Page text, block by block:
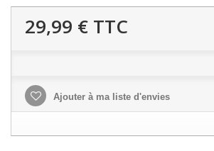
29,99 € TTC
Ajouter à ma liste d'envies